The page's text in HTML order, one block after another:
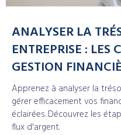
ANALYSER LA
ENTREPRISE : LES
GESTION
Apprenez à analyser la
gérer efficacement vos
éclairées. Découvrez les
flux d'argent.